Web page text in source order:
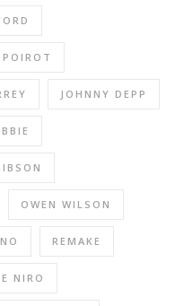
POIROT
JOHNNY DEPP
OWEN WILSON
REMAKE
NIRO